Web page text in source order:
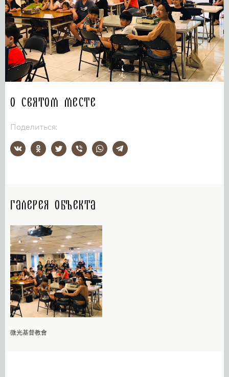
О святом месте
Поделиться:
Галерея объекта
微光基督教會